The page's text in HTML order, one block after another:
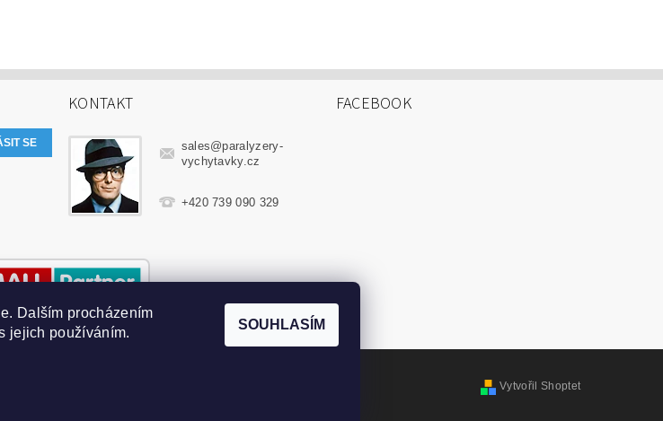
KONTAKT
sales@paralyzery-
vychytavky.cz
+420 739 090 329
FACEBOOK
Vytvořil Shoptet
Dalším procházením
jejich používáním.
SOUHLASÍM